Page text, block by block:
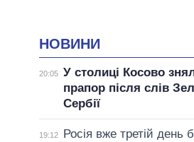
НОВИНИ
20:05 У столиці Косово
прапор після слів
Сербії
19:12
Росія вже третій день